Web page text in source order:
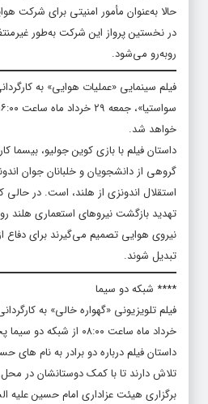
حالا به‌عنوان مأمور امنیتی برای شرکت
در نخستین پرواز این شرکت به‌طور
روبه‌رو می‌شود.
فیلم سینمایی «عملیات هوایی» به
خواهد شد.
داستان فیلم با بازی کوین جولیو، بیسما
استقلال اندونزی از هلند، است. در حالی
تهدید بازگشت نیروهای استعماری هلند
نیروی هوایی تصمیم می‌گیرند برای دفاع
تبدیل شوند.
**** شبکه دو سیما
خرداد ماه ساعت ۰۸:۰۰ از شبکه دو سیما پخش خواهد شد.
داستان فیلم درباره دو برادر به نام
تلاش دارند تا با کمک دوستانشان در
برگزاری هیئت عزاداری امام حسین علیه